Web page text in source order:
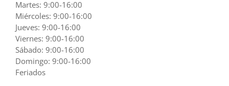
Martes: 9:00-16:00
Miércoles: 9:00-16:00
Jueves: 9:00-16:00
Viernes: 9:00-16:00
Sábado: 9:00-16:00
Domingo: 9:00-16:00
Feriados